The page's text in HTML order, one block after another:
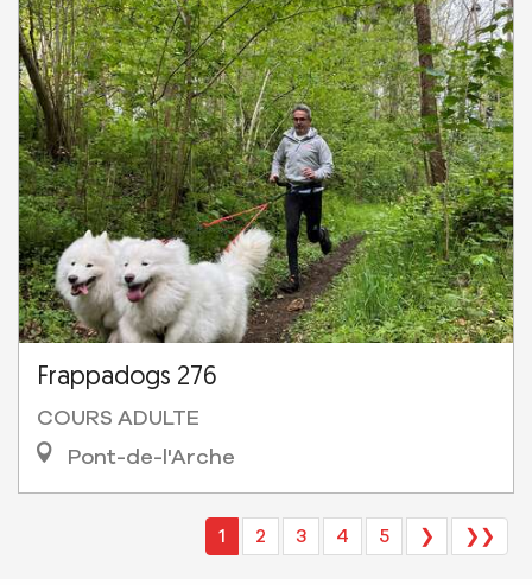
Frappadogs 276
COURS ADULTE
Pont-de-l'Arche
1 2 3 4 5 ❯ ❯❯